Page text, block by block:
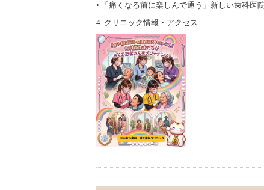
• 「痛くなる前に楽しんで通う」新しい歯科医
4. クリニック情報・アクセス